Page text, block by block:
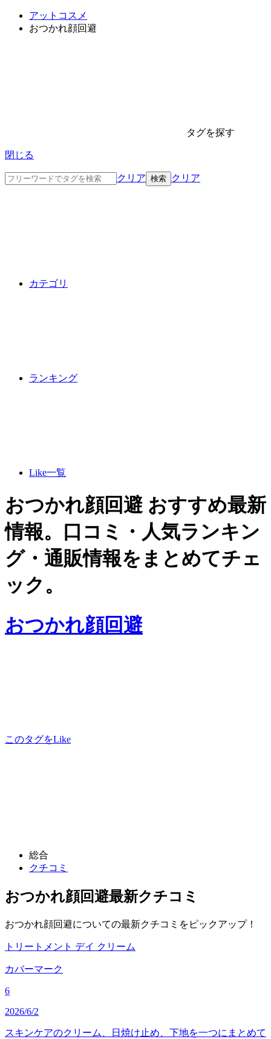
アットコスメ
おつかれ顔回避
タグを探す
閉じる
クリア クリア
カテゴリ
ランキング
Like一覧
おつかれ顔回避 おすすめ最新
情報。口コミ・人気ランキン
グ・通販情報をまとめてチェ
ック。
おつかれ顔回避
このタグをLike
総合
クチコミ
おつかれ顔回避最新クチコミ
おつかれ顔回避についての最新クチコミをピックアップ！
トリートメント デイ クリーム
カバーマーク
6
2026/6/2
スキンケアのクリーム、日焼け止め、下地を一つにまとめて